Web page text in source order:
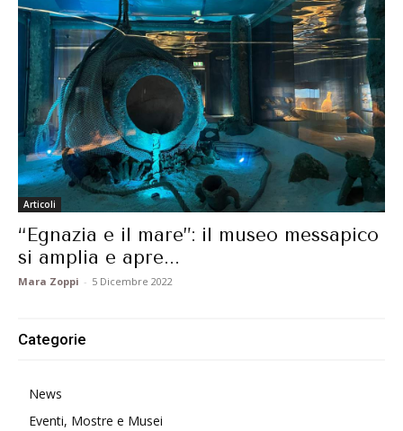
Articoli
“Egnazia e il mare”: il museo messapico
si amplia e apre...
Mara Zoppi - 5 Dicembre 2022
Categorie
News
Eventi, Mostre e Musei